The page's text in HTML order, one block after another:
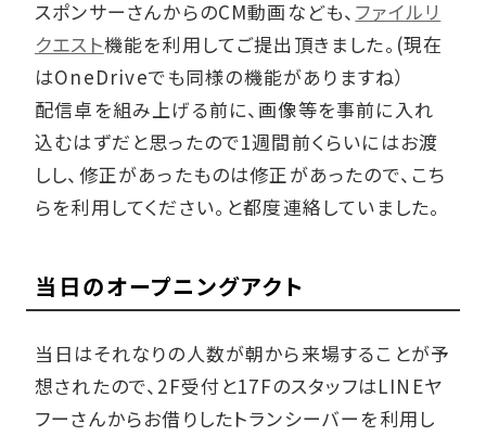
スポンサーさんからのCM動画なども、 ファイルリ
クエスト機能を利用してご提出頂きました。(現在
はOneDriveでも同様の機能がありますね）
配信卓を組み上げる前に、画像等を事前に入れ
込むはずだと思ったので1週間前くらいにはお渡
しし、修正があったものは修正があったので、こち
らを利用してください。と都度連絡していました。
当日のオープニングアクト
当日はそれなりの人数が朝から来場することが予
想されたので、2F受付と17FのスタッフはLINEヤ
フーさんからお借りしたトランシーバーを利用し